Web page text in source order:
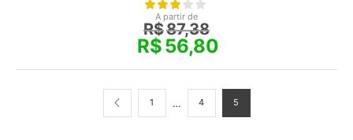
A partir de
R$87,38
R$56,80
1 … 4 5